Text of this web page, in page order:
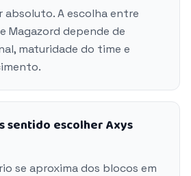
absoluto. A escolha entre
Magazord depende de
maturidade do time e
sentido escolher Axys
se aproxima dos blocos em